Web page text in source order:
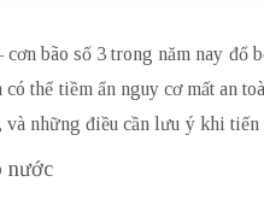
bão số 3 trong năm nay đổ
thể tiềm ẩn nguy cơ mất an
những điều cần lưu ý khi tiến